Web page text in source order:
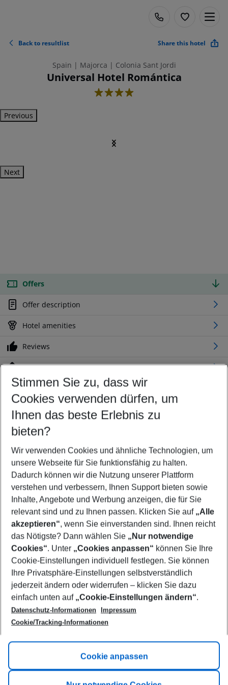
Back to resultlist Share this hotel
Spain | Majorca | Colonia Sant Jordi
Universal Hotel Romántica
4
Previous
Next
Offers
Offer description
Hotel amenities
Reviews
Location
Customize your offer
Find the perfect deal which suits your best
Your departure airport
Any airport
Select your date range
10/08/26–08/08/27 5-8 nights
Who will travel
2 adults No children
Show more filter
Footer
Footer navigation
Title A
Link A
Stimmen Sie zu, dass wir
Cookies verwenden dürfen, um
Ihnen das beste Erlebnis zu
bieten?
Wir verwenden Cookies und ähnliche Technologien, um
unsere Webseite für Sie funktionsfähig zu halten.
Dadurch können wir die Nutzung unserer Plattform
verstehen und verbessern, Ihnen Support bieten sowie
Inhalte, Angebote und Werbung anzeigen, die für Sie
relevant sind und zu Ihnen passen. Klicken Sie auf „Alle
akzeptieren“, wenn Sie einverstanden sind. Ihnen reicht
das Nötigste? Dann wählen Sie „Nur notwendige
Cookies“. Unter „Cookies anpassen“ können Sie Ihre
Cookie-Einstellungen individuell festlegen. Sie können
Ihre Privatsphäre-Einstellungen selbstverständlich
jederzeit ändern oder widerrufen – klicken Sie dazu
einfach unten auf „Cookie-Einstellungen ändern“.
Datenschutz-Informationen
Impressum
Cookie/Tracking-Informationen
Cookie anpassen